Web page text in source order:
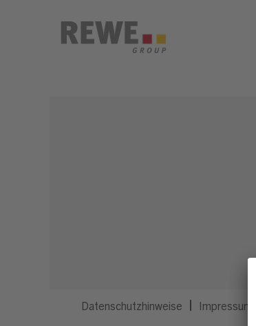
Datenschutzhinweise Impressum